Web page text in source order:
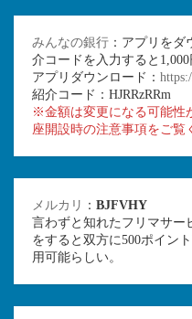
みんなの銀行 ：アプリを
介コードを入力すると1,000
アプリダウンロード：
紹介コード：HJRRzRRm
※金額は変更になる可能性
座開設時の注意事項をご覧
メルカリ ： BJFVHY
言わずと知れたフリマサー
をすると双方に500ポイン
用可能らしい。